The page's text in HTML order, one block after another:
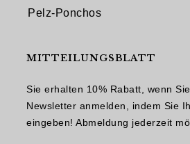
Pelz-Ponchos
MITTEILUNGSBLATT
Sie erhalten 10% Rabatt, wenn
Newsletter anmelden, indem Sie
eingeben! Abmeldung jederzeit